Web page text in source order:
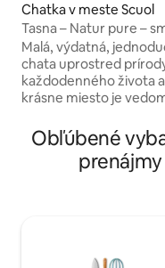
Chatka v meste Scuol
Tasna – Natur pure –
Malá, výdatná,
chata uprostred
každodenného života
krásne miesto je
príroda. -slabý na
príjem- Chata sa nachádza vo Val Tasna v
1914m nad morom s
Obľúbené